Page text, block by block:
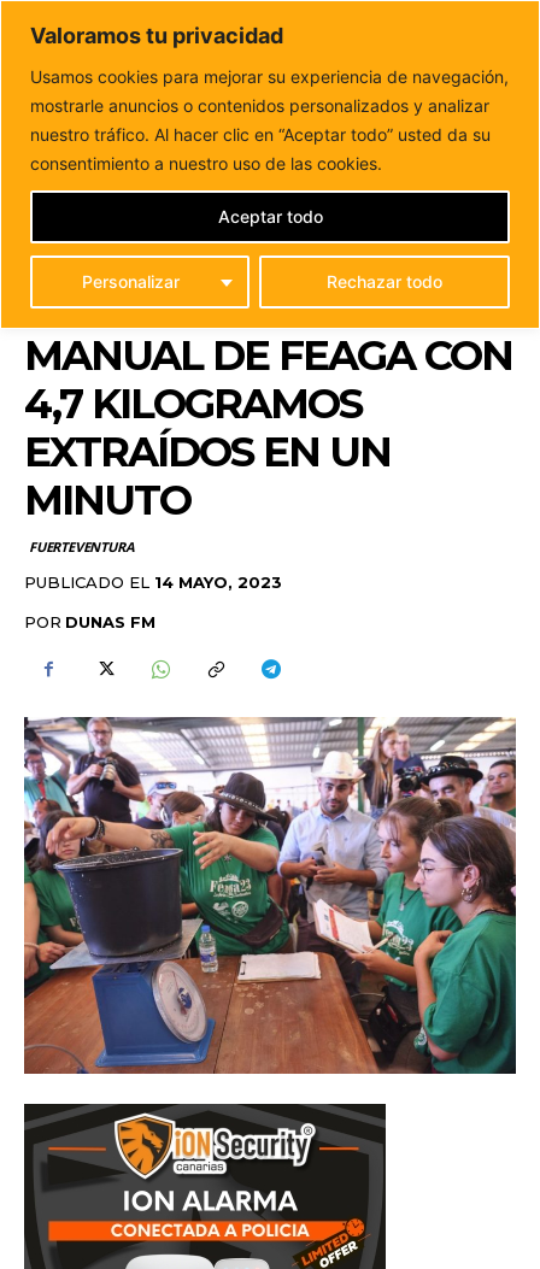
Valoramos tu privacidad
Usamos cookies para mejorar su experiencia de navegación,
mostrarle anuncios o contenidos personalizados y analizar
nuestro tráfico. Al hacer clic en “Aceptar todo” usted da su
consentimiento a nuestro uso de las cookies.
Personalizar Rechazar todo
Aceptar todo
DUNAS FM
Tu informacion de forma cercana
Inicio FUERTEVENTURA
El ganadero Juan Pedro
Hernández, ganador del concurso de ordeño manual de...
EL GANADERO JUAN
PEDRO HERNÁNDEZ,
GANADOR DEL
CONCURSO DE ORDEÑO
MANUAL DE FEAGA CON
4,7 KILOGRAMOS
EXTRAÍDOS EN UN
MINUTO
FUERTEVENTURA
PUBLICADO EL 14 MAYO, 2023
POR DUNAS FM